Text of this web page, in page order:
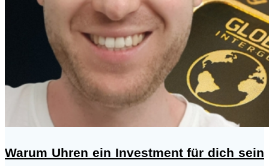
Warum Uhren ein Investment für dich sein